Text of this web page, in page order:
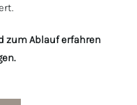
zum Ablauf erfahren